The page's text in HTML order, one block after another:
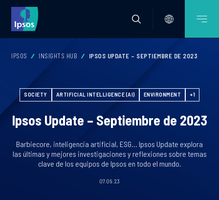
IPSOS INSIGHTS HUB IPSOS UPDATE – SEPTIEMBRE DE 2023
SOCIETY ARTIFICIAL INTELLIGENCE (AI) ENVIRONMENT +1
Ipsos Update – Septiembre de 2023
Barbiecore, inteligencia artificial, ESG... Ipsos Update explora
las últimas y mejores investigaciones y reflexiones sobre temas
clave de los equipos de Ipsos en todo el mundo.
07.09.23